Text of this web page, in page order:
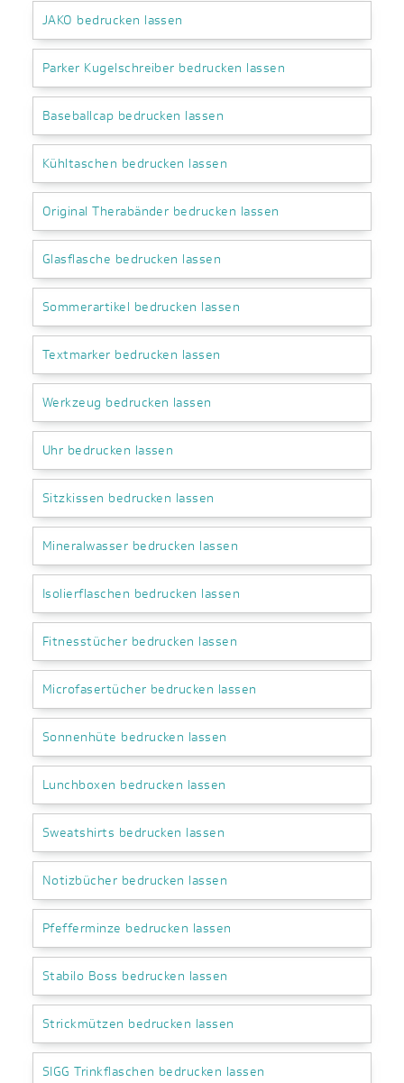
JAKO bedrucken lassen
Parker Kugelschreiber bedrucken lassen
Baseballcap bedrucken lassen
Kühltaschen bedrucken lassen
Original Therabänder bedrucken lassen
Glasflasche bedrucken lassen
Sommerartikel bedrucken lassen
Textmarker bedrucken lassen
Werkzeug bedrucken lassen
Uhr bedrucken lassen
Sitzkissen bedrucken lassen
Mineralwasser bedrucken lassen
Isolierflaschen bedrucken lassen
Fitnesstücher bedrucken lassen
Microfasertücher bedrucken lassen
Sonnenhüte bedrucken lassen
Lunchboxen bedrucken lassen
Sweatshirts bedrucken lassen
Notizbücher bedrucken lassen
Pfefferminze bedrucken lassen
Stabilo Boss bedrucken lassen
Strickmützen bedrucken lassen
SIGG Trinkflaschen bedrucken lassen